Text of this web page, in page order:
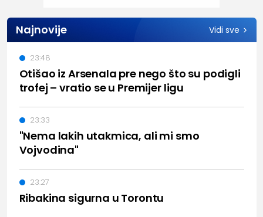
Najnovije Vidi sve
Otišao iz Arsenala pre nego što su podigli
trofej – vratio se u Premijer ligu
23:48
"Nema lakih utakmica, ali mi smo
Vojvodina"
23:33
Ribakina sigurna u Torontu
23:27